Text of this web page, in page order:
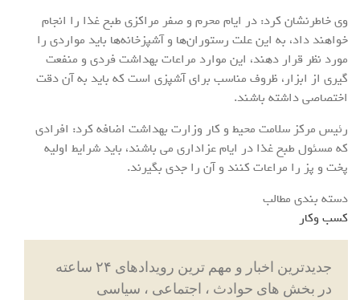
وی خاطرنشان کرد: در ایام محرم و صفر مراکزی طبخ غذا را انجام
خواهند داد، به این علت رستوران‌ها و آشپزخانه‌ها باید مواردی را
مورد نظر قرار دهند، این موارد مراعات بهداشت فردی و منفعت
گیری از ابزار، ظروف مناسب برای آشپزی است که باید به آن دقت
اختصاصی داشته باشند.
رئیس مرکز سلامت محیط و کار وزارت بهداشت اضافه کرد: افرادی
که مسئول طبخ غذا در ایام عزاداری می باشند، باید شرایط اولیه
پخت و پز را مراعات کنند و آن را جدی بگیرند.
دسته بندی مطالب
کسب وکار
جدیدترین اخبار و مهم ترین رویدادهای ۲۴ ساعته
در بخش های حوادث ، اجتماعی ، سیاسی